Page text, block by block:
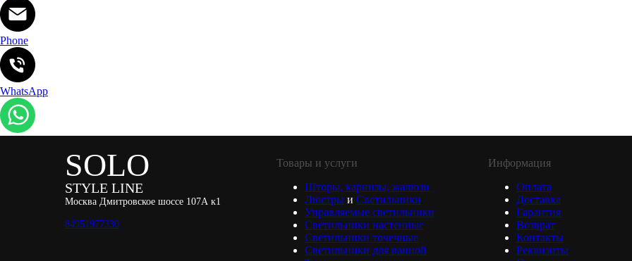
Phone
WhatsApp
SOLO
STYLE LINE
Москва Дмитровское шоссе 107А к1
84951977330
Товары и услуги
Шторы, карнизы, жалюзи
Люстры и Светильники
Управляемые светильники
Светильники настенные
Светильники точечные
Светильники для ванной
Информация
Оплата
Доставка
Гарантия
Возврат
Контакты
Реквизиты